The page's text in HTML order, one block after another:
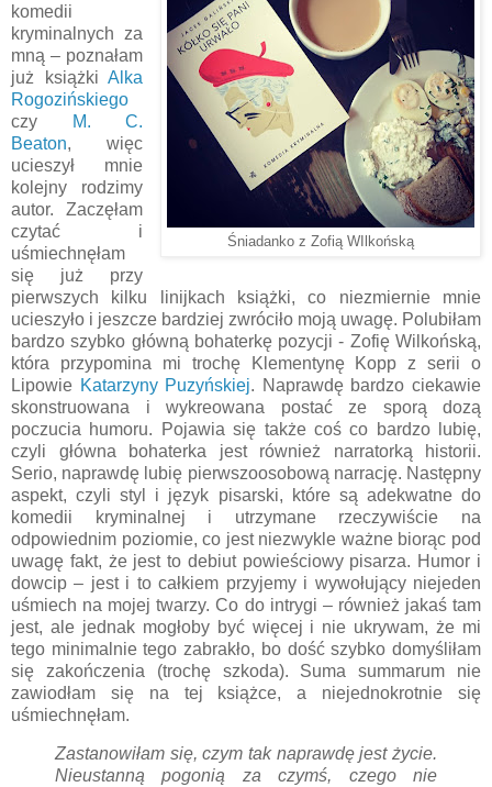
Śniadanko z Zofią WIlkońską
komedii
kryminalnych za
mną – poznałam
już książkiAlka
Rogozińskiego
czy
M. C.
Beaton, więc
ucieszył mnie
kolejny rodzimy
autor. Zaczęłam
czytać i
uśmiechnęłam
się już przy
pierwszych kilku linijkach książki, co niezmiernie mnie
ucieszyło i jeszcze bardziej zwróciło moją uwagę. Polubiłam
bardzo szybko główną bohaterkę pozycji - Zofię Wilkońską,
która przypomina mi trochę Klementynę Kopp z serii o
Lipowie Katarzyny Puzyńskiej. Naprawdę bardzo ciekawie
skonstruowana i wykreowana postać ze sporą dozą
poczucia humoru. Pojawia się także coś co bardzo lubię,
czyli główna bohaterka jest również narratorką historii.
Serio, naprawdę lubię pierwszoosobową narrację. Następny
aspekt, czyli styl i język pisarski, które są adekwatne do
komedii kryminalnej i utrzymane rzeczywiście na
odpowiednim poziomie, co jest niezwykle ważne biorąc pod
uwagę fakt, że jest to debiut powieściowy pisarza. Humor i
dowcip – jest i to całkiem przyjemy i wywołujący niejeden
uśmiech na mojej twarzy. Co do intrygi – również jakaś tam
jest, ale jednak mogłoby być więcej i nie ukrywam, że mi
tego minimalnie tego zabrakło, bo dość szybko domyśliłam
się zakończenia (trochę szkoda). Suma summarum nie
zawiodłam się na tej książce, a niejednokrotnie się
uśmiechnęłam.
Zastanowiłam się, czym tak naprawdę jest życie.
Nieustanną pogonią za czymś, czego nie